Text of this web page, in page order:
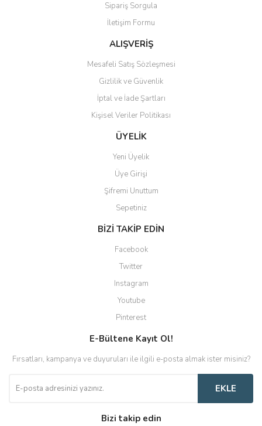
Ürün bilgilerinde hatalar bulunuyor.
Ürün fiyatı diğer sitelerden daha pahalı.
Bu ürüne benzer farklı alternatifler olmalı.
Gönder
Sipariş Sorgula
İletişim Formu
ALIŞVERİŞ
Mesafeli Satış Sözleşmesi
Gizlilik ve Güvenlik
İptal ve İade Şartları
Kişisel Veriler Politikası
ÜYELİK
Yeni Üyelik
Üye Girişi
Şifremi Unuttum
Sepetiniz
BİZİ TAKİP EDİN
Facebook
Twitter
Instagram
Youtube
Pinterest
E-Bültene Kayıt Ol!
Fırsatları, kampanya ve duyuruları ile ilgili e-posta almak ister misiniz?
EKLE
Bizi takip edin